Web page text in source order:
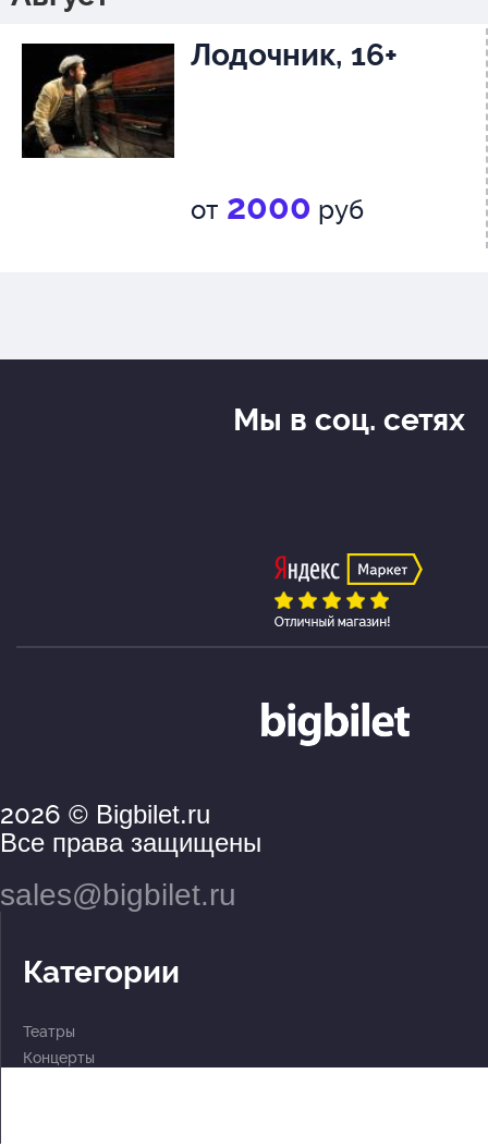
Лодочник, 16+
от 2000 руб
2026 © Bigbilet.ru
Все права защищены
sales@bigbilet.ru
Категории
Театры
Концерты
Мы в соц. сетях